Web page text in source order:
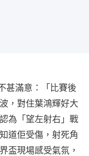
甚滿意：「比賽後
，對住葉鴻輝好大
為「望左射右」戰
道佢受傷，射死角
盃現場感受氣氛，